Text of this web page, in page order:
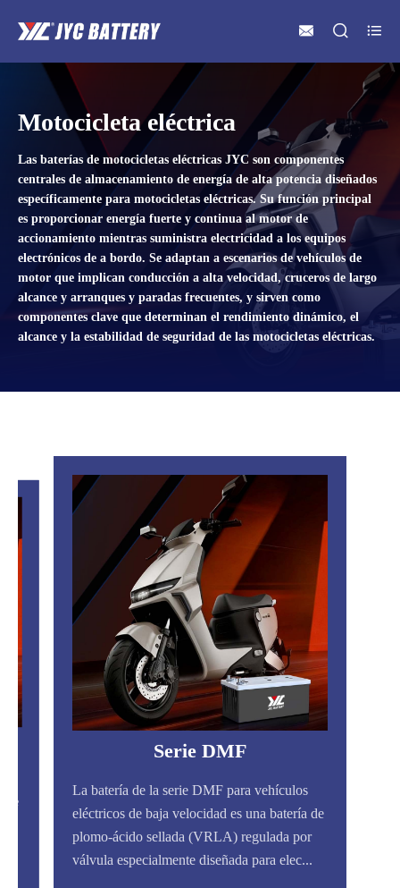
  
Motocicleta eléctrica
Las baterías de motocicletas eléctricas JYC son componentes
centrales de almacenamiento de energía de alta potencia diseñados
específicamente para motocicletas eléctricas. Su función principal
es proporcionar energía fuerte y continua al motor de
accionamiento mientras suministra electricidad a los equipos
electrónicos de a bordo. Se adaptan a escenarios de vehículos de
motor que implican conducción a alta velocidad, cruceros de largo
alcance y arranques y paradas frecuentes, y sirven como
componentes clave que determinan el rendimiento dinámico, el
alcance y la estabilidad de seguridad de las motocicletas eléctricas.
de
Serie DMF
La batería de la serie DMF para vehículos
eléctricos de baja velocidad es una batería de
plomo-ácido sellada (VRLA) regulada por
válvula especialmente diseñada para elec...